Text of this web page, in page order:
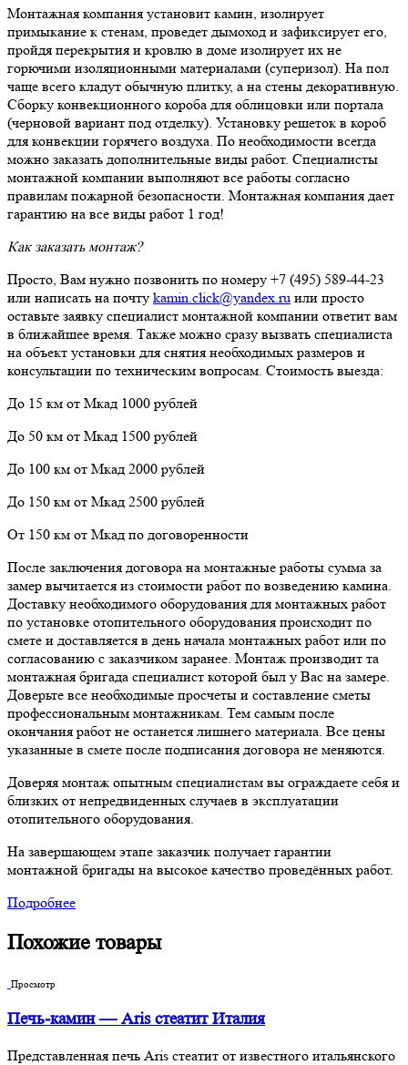
Монтажная компания установит камин, изолирует
примыкание к стенам, проведет дымоход и зафиксирует его,
пройдя перекрытия и кровлю в доме изолирует их не
горючими изоляционными материалами (суперизол). На пол
чаще всего кладут обычную плитку, а на стены декоративную.
Сборку конвекционного короба для облицовки или портала
(черновой вариант под отделку). Установку решеток в короб
для конвекции горячего воздуха. По необходимости всегда
можно заказать дополнительные виды работ. Специалисты
монтажной компании выполняют все работы согласно
правилам пожарной безопасности. Монтажная компания дает
гарантию на все виды работ 1 год!
Как заказать монтаж?
Просто, Вам нужно позвонить по номеру +7 (495) 589-44-23
или написать на почту kamin.click@yandex.ru или просто
оставьте заявку специалист монтажной компании ответит вам
в ближайшее время. Также можно сразу вызвать специалиста
на объект установки для снятия необходимых размеров и
консультации по техническим вопросам. Стоимость выезда:
До 15 км от Мкад 1000 рублей
До 50 км от Мкад 1500 рублей
До 100 км от Мкад 2000 рублей
До 150 км от Мкад 2500 рублей
От 150 км от Мкад по договоренности
После заключения договора на монтажные работы сумма за
замер вычитается из стоимости работ по возведению камина.
Доставку необходимого оборудования для монтажных работ
по установке отопительного оборудования происходит по
смете и доставляется в день начала монтажных работ или по
согласованию с заказчиком заранее. Монтаж производит та
монтажная бригада специалист которой был у Вас на замере.
Доверьте все необходимые просчеты и составление сметы
профессиональным монтажникам. Тем самым после
окончания работ не останется лишнего материала. Все цены
указанные в смете после подписания договора не меняются.
Доверяя монтаж опытным специалистам вы ограждаете себя и
близких от непредвиденных случаев в эксплуатации
отопительного оборудования.
На завершающем этапе заказчик получает гарантии
монтажной бригады на высокое качество проведённых работ.
Подробнее
Похожие товары
Просмотр
Печь-камин — Aris стеатит Италия
Представленная печь Aris стеатит от известного итальянского